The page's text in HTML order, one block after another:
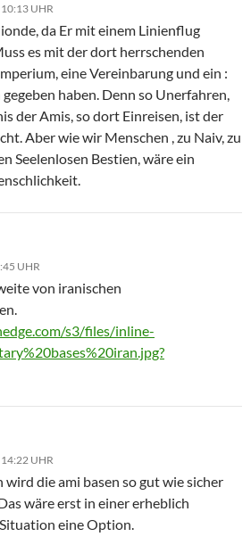
UHR
da Er mit einem Linienflug
es mit der dort herrschenden
eine Vereinbarung und ein :
haben. Denn so Unerfahren,
der Amis, so dort Einreisen, ist der
Aber wie wir Menschen , zu Naiv, zu
Seelenlosen Bestien, wäre ein
UHR
von iranischen
s3/files/inline-
UHR
wird die ami basen so gut wie sicher
wäre erst in einer erheblich
eine Option.